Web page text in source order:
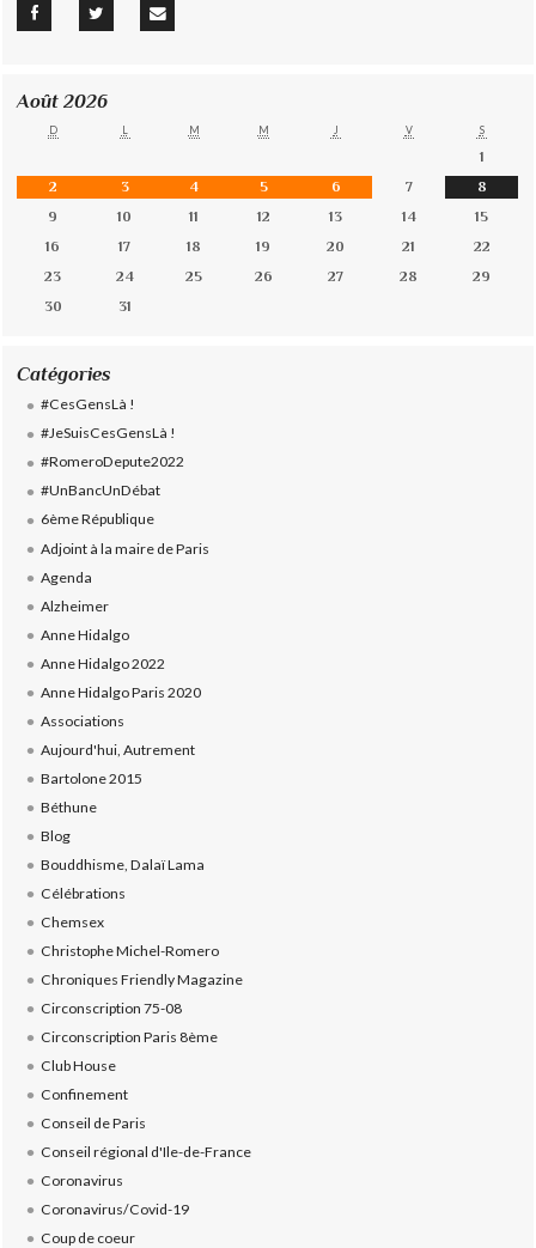
Août 2026
D L M M J V S
1
2
3 4 5 6 7
8
9
10 11 12 13 14
15
16
17 18 19 20 21
22
23
24 25 26 27 28
29
30
31
Catégories
#CesGensLà !
#JeSuisCesGensLà !
#RomeroDepute2022
#UnBancUnDébat
6ème République
Adjoint à la maire de Paris
Agenda
Alzheimer
Anne Hidalgo
Anne Hidalgo 2022
Anne Hidalgo Paris 2020
Associations
Aujourd'hui, Autrement
Bartolone 2015
Béthune
Blog
Bouddhisme, Dalaï Lama
Célébrations
Chemsex
Christophe Michel-Romero
Chroniques Friendly Magazine
Circonscription 75-08
Circonscription Paris 8ème
Club House
Confinement
Conseil de Paris
Conseil régional d'Ile-de-France
Coronavirus
Coronavirus/Covid-19
Coup de coeur